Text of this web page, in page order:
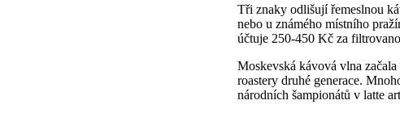
Tři znaky odlišují řemeslnou
nebo u známého místního
účtuje 250-450 Kč za
Moskevská kávová vlna
roastery druhé generace.
národních šampionátů v latte